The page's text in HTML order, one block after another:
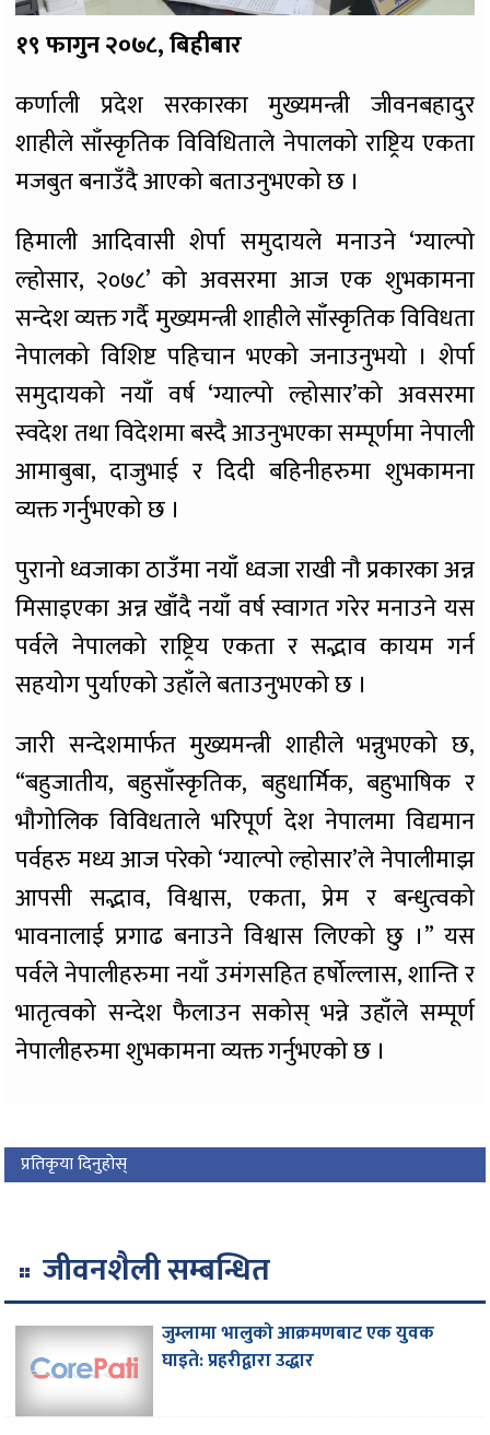
१९ फागुन २०७८, बिहीबार
कर्णाली प्रदेश सरकारका मुख्यमन्त्री जीवनबहादुर
शाहीले साँस्कृतिक विविधिताले नेपालको राष्ट्रिय एकता
मजबुत बनाउँदै आएको बताउनुभएको छ ।
हिमाली आदिवासी शेर्पा समुदायले मनाउने ‘ग्याल्पो
ल्होसार, २०७८’ को अवसरमा आज एक शुभकामना
सन्देश व्यक्त गर्दै मुख्यमन्त्री शाहीले साँस्कृतिक विविधता
नेपालको विशिष्ट पहिचान भएको जनाउनुभयो । शेर्पा
समुदायको नयाँ वर्ष ‘ग्याल्पो ल्होसार’को अवसरमा
स्वदेश तथा विदेशमा बस्दै आउनुभएका सम्पूर्णमा नेपाली
आमाबुबा, दाजुभाई र दिदी बहिनीहरुमा शुभकामना
व्यक्त गर्नुभएको छ ।
पुरानो ध्वजाका ठाउँमा नयाँ ध्वजा राखी नौ प्रकारका अन्न
मिसाइएका अन्न खाँदै नयाँ वर्ष स्वागत गरेर मनाउने यस
पर्वले नेपालको राष्ट्रिय एकता र सद्भाव कायम गर्न
सहयोग पुर्याएको उहाँले बताउनुभएको छ ।
जारी सन्देशमार्फत मुख्यमन्त्री शाहीले भन्नुभएको छ,
“बहुजातीय, बहुसाँस्कृतिक, बहुधार्मिक, बहुभाषिक र
भौगोलिक विविधताले भरिपूर्ण देश नेपालमा विद्यमान
पर्वहरु मध्य आज परेको ‘ग्याल्पो ल्होसार’ले नेपालीमाझ
आपसी सद्भाव, विश्वास, एकता, प्रेम र बन्धुत्वको
भावनालाई प्रगाढ बनाउने विश्वास लिएको छु ।” यस
पर्वले नेपालीहरुमा नयाँ उमंगसहित हर्षोल्लास, शान्ति र
भातृत्वको सन्देश फैलाउन सकोस् भन्ने उहाँले सम्पूर्ण
नेपालीहरुमा शुभकामना व्यक्त गर्नुभएको छ ।
प्रतिकृया दिनुहोस्
जीवनशैली सम्बन्धित
जुम्लामा भालुको आक्रमणबाट एक युवक
घाइते: प्रहरीद्वारा उद्धार